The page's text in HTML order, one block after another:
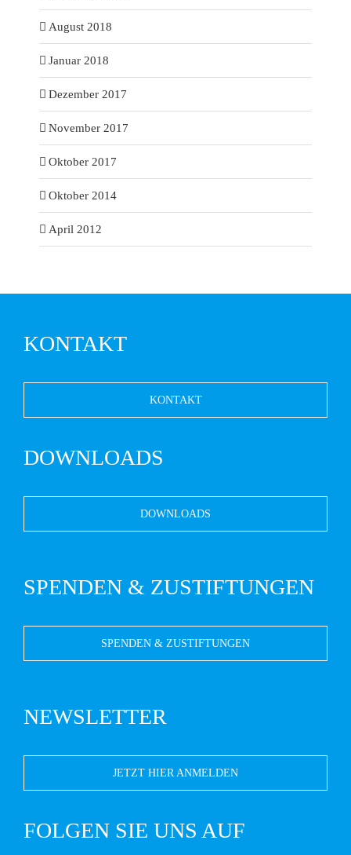
August 2018
Januar 2018
Dezember 2017
November 2017
Oktober 2017
Oktober 2014
April 2012
KONTAKT
KONTAKT
DOWNLOADS
DOWNLOADS
SPENDEN & ZUSTIFTUNGEN
SPENDEN & ZUSTIFTUNGEN
NEWSLETTER
JETZT HIER ANMELDEN
FOLGEN SIE UNS AUF